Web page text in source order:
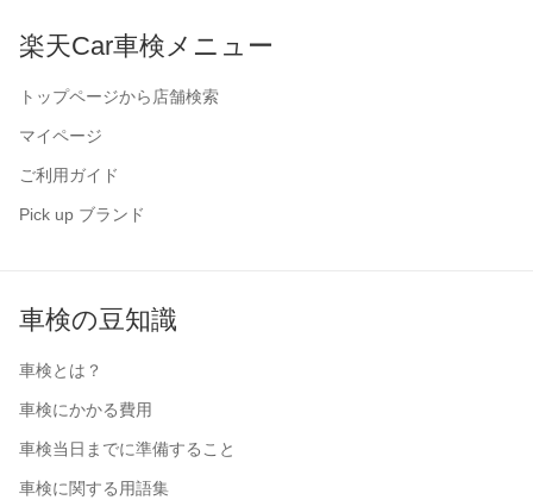
楽天Car車検メニュー
トップページから店舗検索
マイページ
ご利用ガイド
Pick up ブランド
車検の豆知識
車検とは？
車検にかかる費用
車検当日までに準備すること
車検に関する用語集